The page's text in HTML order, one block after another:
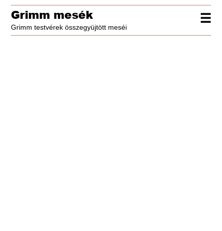
☰
Grimm mesék
Grimm testvérek összegyüjtött meséi